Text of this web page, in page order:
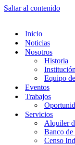
Saltar al contenido
Inicio
Noticias
Nosotros
Historia
Institución
Equipo
Eventos
Trabajos
Servicios
Alquiler
Banco de
Censo